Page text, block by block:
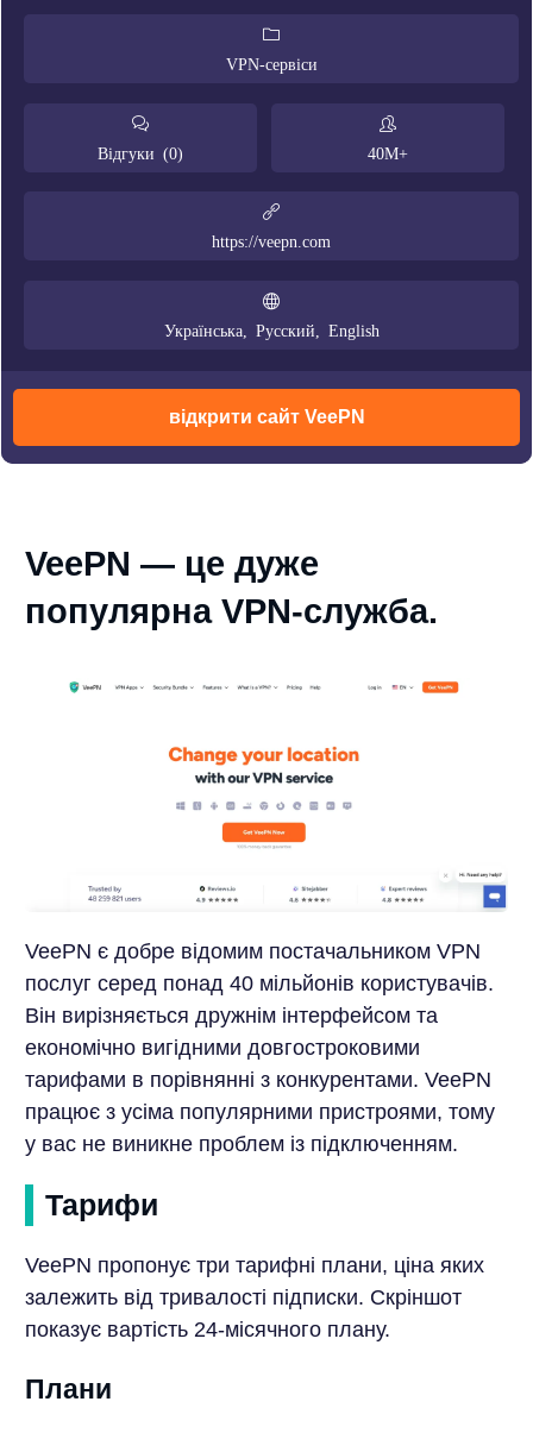
VPN-сервіси
Відгуки (0) 40M+
https://veepn.com
Українська, Русский, English
відкрити сайт VeePN
VeePN — це дуже
популярна VPN-служба.
VeePN є добре відомим постачальником VPN
послуг серед понад 40 мільйонів користувачів.
Він вирізняється дружнім інтерфейсом та
економічно вигідними довгостроковими
тарифами в порівнянні з конкурентами. VeePN
працює з усіма популярними пристроями, тому
у вас не виникне проблем із підключенням.
Тарифи
VeePN пропонує три тарифні плани, ціна яких
залежить від тривалості підписки. Скріншот
показує вартість 24-місячного плану.
Плани